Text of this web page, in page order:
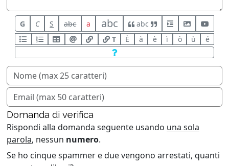
G C S abc a abc
abc
T
È à è ì ò ù é
Domanda di verifica
Rispondi alla domanda seguente usando una sola
parola, nessun numero.
Se ho cinque spammer e due vengono arrestati, quanti